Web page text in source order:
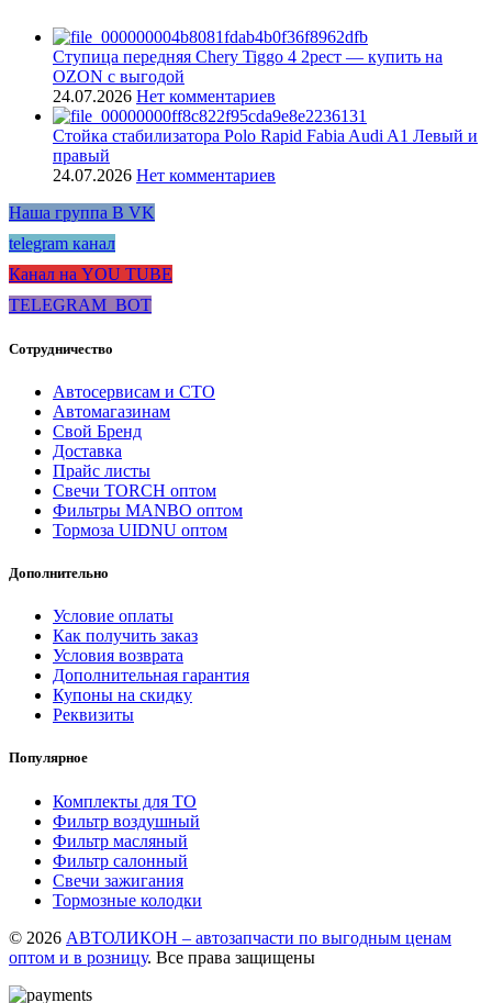
Ступица передняя Chery Tiggo 4 2рест — купить на
OZON с выгодой
24.07.2026 Нет комментариев
Стойка стабилизатора Polo Rapid Fabia Audi A1 Левый и
правый
24.07.2026 Нет комментариев
Наша группа В VK
telegram канал
Канал на YOU TUBE
TELEGRAM_BOT
Сотрудничество
Автосервисам и СТО
Автомагазинам
Свой Бренд
Доставка
Прайс листы
Свечи TORCH оптом
Фильтры MANBO оптом
Тормоза UIDNU оптом
Дополнительно
Условие оплаты
Как получить заказ
Условия возврата
Дополнительная гарантия
Купоны на скидку
Реквизиты
Популярное
Комплекты для ТО
Фильтр воздушный
Фильтр масляный
Фильтр салонный
Свечи зажигания
Тормозные колодки
© 2026 АВТОЛИКОН – автозапчасти по выгодным ценам
оптом и в розницу. Все права защищены